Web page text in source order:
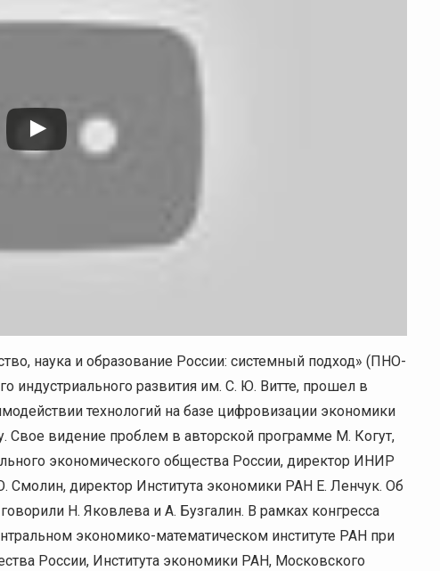
наука и образование России: системный подход» (ПНО-
индустриального развития им. С. Ю. Витте, прошел в
технологий на базе цифровизации экономики
Свое видение проблем в авторской программе М. Когут,
экономического общества России, директор ИНИР
директор Института экономики РАН Е. Ленчук. Об
Н. Яковлева и А. Бузгалин. В рамках конгресса
экономико-математическом институте РАН при
России, Института экономики РАН, Московского